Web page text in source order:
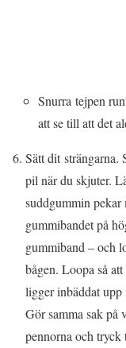
Snurra tejpen
att se till att det
Sätt dit strängarna.
pil när du skjuter.
suddgummin
gummibandet på
gummiband – och
bågen. Loopa så
ligger inbäddat upp
Gör samma sak på
pennorna och tryck